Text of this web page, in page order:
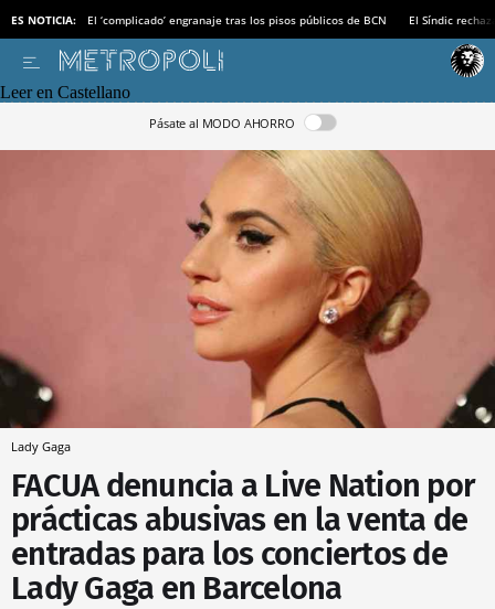
ES NOTICIA: El ‘complicado’ engranaje tras los pisos públicos de BCN El Síndic
Leer en Castellano
Pásate al MODO AHORRO
Lady Gaga
FACUA denuncia a Live Nation por
prácticas abusivas en la venta de
entradas para los conciertos de
Lady Gaga en Barcelona